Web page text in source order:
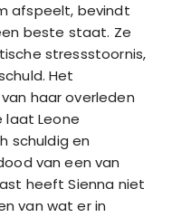
afspeelt, bevindt
beste staat. Ze
stressstoornis,
Het
haar overleden
laat Leone
schuldig en
van een van
heeft Sienna niet
van wat er in